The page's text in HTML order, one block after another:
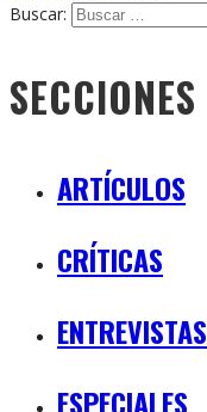
Buscar:
SECCIONES
ARTÍCULOS
CRÍTICAS
ENTREVISTAS
ESPECIALES